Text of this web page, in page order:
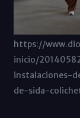
https://
inicio/
instalaciones-
de-sida-